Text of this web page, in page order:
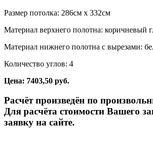
Размер потолка: 286см x 332см
Материал верхнего полотна: коричневый
Материал нижнего полотна с вырезами:
Количество углов: 4
Цена: 7403,50 руб.
Расчёт произведён по
Для расчёта стоимости Вашего
заявку на сайте.